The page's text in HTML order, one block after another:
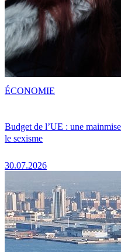
Budget de l’UE : une
le sexisme
30.07.2026
ÉCONOMIE